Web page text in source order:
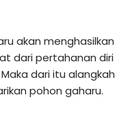
akan menghasilkan
dari pertahanan diri
dari itu alangkah
pohon gaharu.